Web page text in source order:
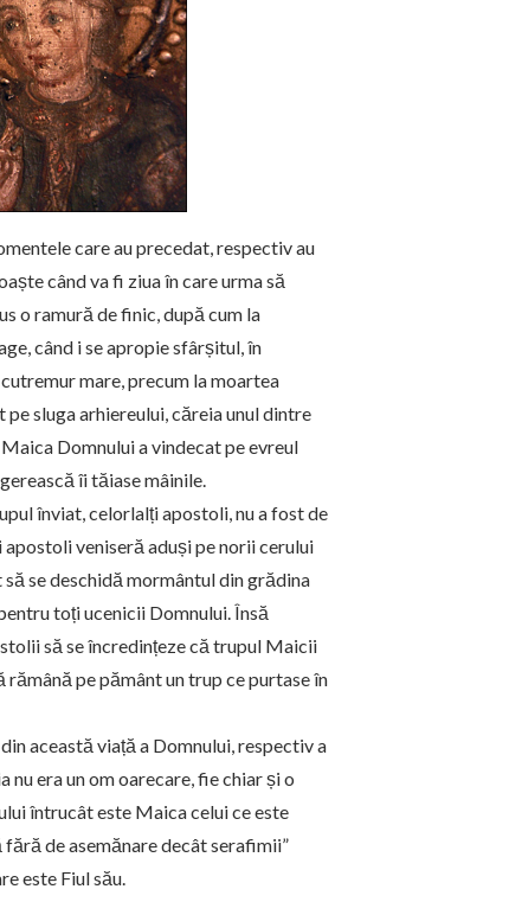
care au precedat, respectiv au
când va fi ziua în care urma să
o ramură de finic, după cum la
când i se apropie sfârșitul, în
mare, precum la moartea
sluga arhiereului, căreia unul dintre
Domnului a vindecat pe evreul
îi tăiase mâinile.
înviat, celorlalți apostoli, nu a fost de
veniseră aduși pe norii cerului
se deschidă mormântul din grădina
toți ucenicii Domnului. Însă
să se încredințeze că trupul Maicii
rămână pe pământ un trup ce purtase în
această viață a Domnului, respectiv a
nu era un om oarecare, fie chiar și o
întrucât este Maica celui ce este
de asemănare decât serafimii”
este Fiul său.